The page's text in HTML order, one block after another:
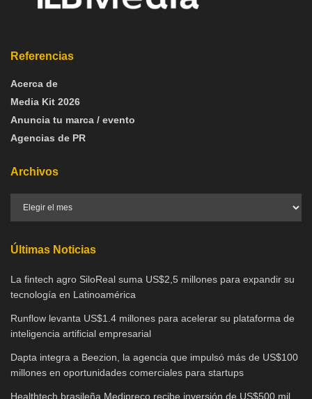
Referencias
Acerca de
Media Kit 2026
Anuncia tu marca / evento
Agencias de PR
Archivos
Últimas Noticias
La fintech agro SiloReal suma US$2,5 millones para expandir su
tecnología en Latinoamérica
Runflow levanta US$1.4 millones para acelerar su plataforma de
inteligencia artificial empresarial
Dapta integra a Beezion, la agencia que impulsó más de US$100
millones en oportunidades comerciales para startups
Healthtech brasileña Medipreço recibe inversión de US$500 mil